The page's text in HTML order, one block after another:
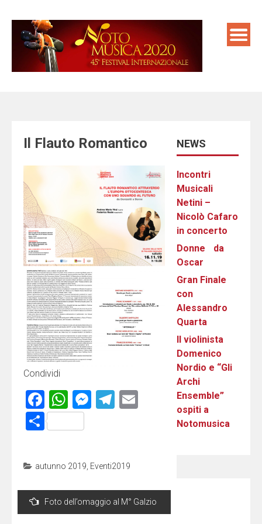
content
Il Flauto Romantico
Condividi
Facebook
WhatsApp
Messenger
Telegram
Email
Condividi
autunno 2019, Eventi2019
Navigazione
articoli
Foto dell’omaggio al M° Galzio
NEWS
Incontri
Musicali
Netini –
Nicolò Cafaro
in concerto
Donne da
Oscar
Gran Finale
con
Alessandro
Quarta
Il violinista
Domenico
Nordio e “Gli
Archi
Ensemble”
ospiti a
Notomusica